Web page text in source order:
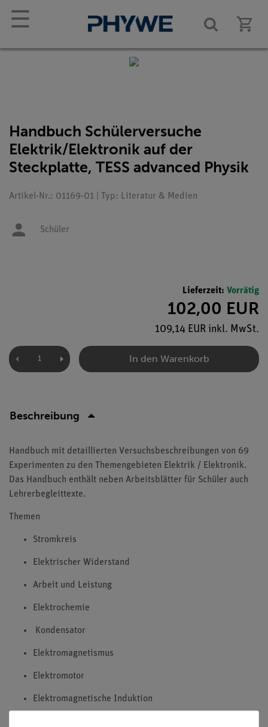
☰
Handbuch Schülerversuche
Elektrik/Elektronik auf der
Steckplatte, TESS advanced Physik
Artikel-Nr.: 01169-01 | Typ: Literatur & Medien
Schüler
Lieferzeit: Vorrätig
102,00 EUR
109,14 EUR inkl. MwSt.
In den Warenkorb
Beschreibung
Handbuch mit detaillierten Versuchsbeschreibungen von 69
Experimenten zu den Themengebieten Elektrik / Elektronik.
Das Handbuch enthält neben Arbeitsblätter für Schüler auch
Lehrerbegleittexte.
Themen
Stromkreis
Elektrischer Widerstand
Arbeit und Leistung
Elektrochemie
Kondensator
Elektromagnetismus
Elektromotor
Elektromagnetische Induktion